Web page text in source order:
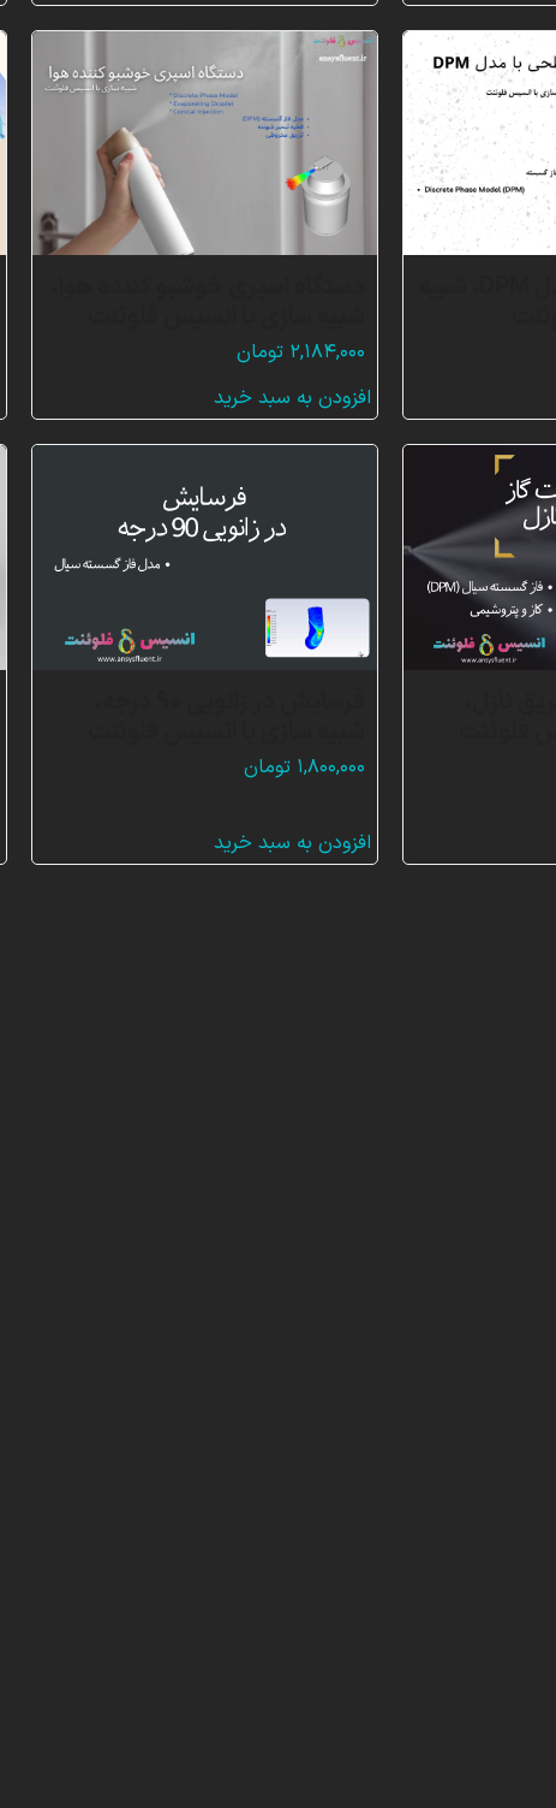
۲,۱۸۴,۰۰۰ تومان
افزودن به سبد خرید
۱,۸۰۰,۰۰۰ تومان
افزودن به سبد خرید